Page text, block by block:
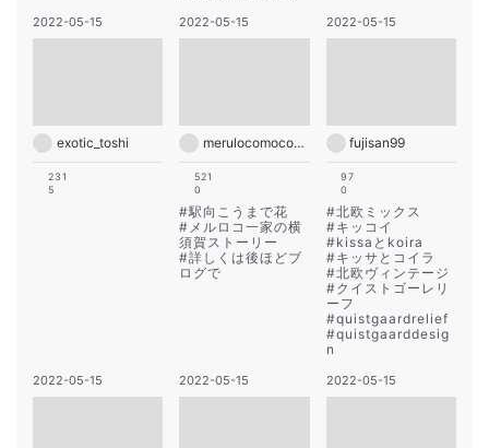
2022-05-15
exotic_toshi
231
5
2022-05-15
merulocomocodon
521
0
#駅向こうまで花
# メルロコ一家の横
須賀ストーリー
#詳しくは後ほどブ
ログで
2022-05-15
fujisan99
97
0
#北欧ミックス
#キッコイ
#kissaとkoira
#キッサとコイラ
#北欧ヴィンテージ
#クイストゴーレリ
ーフ
#quistgaardrelief
#quistgaarddesig
n
2022-05-15 2022-05-15 2022-05-15